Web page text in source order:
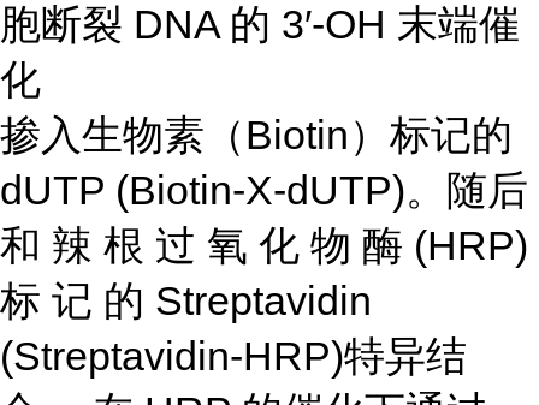
胞断裂 DNA 的 3′-OH 末端催
化
掺入生物素（Biotin）标记的
dUTP (Biotin-X-dUTP)。随后
和 辣 根 过 氧 化 物 酶 (HRP)
标 记 的 Streptavidin
(Streptavidin-HRP)特异结